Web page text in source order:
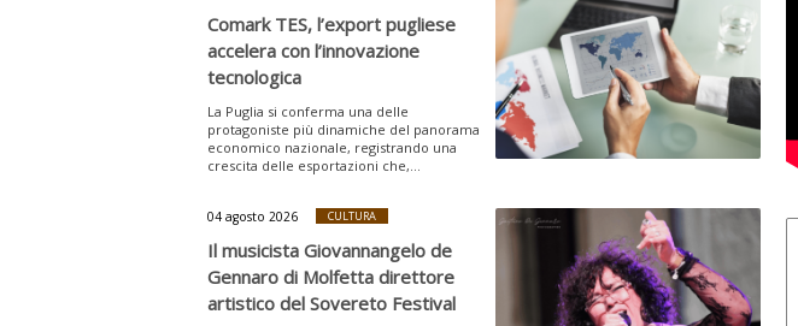
Comark TES, l’export pugliese
accelera con l’innovazione
tecnologica
La Puglia si conferma una delle
protagoniste più dinamiche del panorama
economico nazionale, registrando una
crescita delle esportazioni che,...
04 agosto 2026 CULTURA
Il musicista Giovannangelo de
Gennaro di Molfetta direttore
artistico del Sovereto Festival